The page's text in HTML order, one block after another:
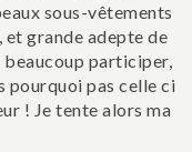
sous-vêtements
grande adepte de
beaucoup participer,
pourquoi pas celle ci
! Je tente alors ma